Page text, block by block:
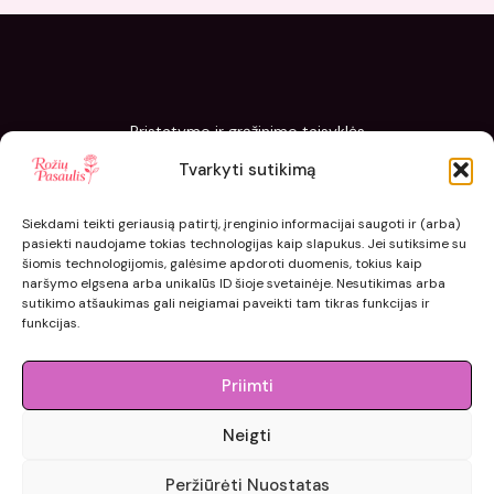
Tvarkyti sutikimą
Siekdami teikti geriausią patirtį, įrenginio informacijai saugoti ir (arba)
pasiekti naudojame tokias technologijas kaip slapukus. Jei sutiksime su
šiomis technologijomis, galėsime apdoroti duomenis, tokius kaip
naršymo elgsena arba unikalūs ID šioje svetainėje. Nesutikimas arba
sutikimo atšaukimas gali neigiamai paveikti tam tikras funkcijas ir
funkcijas.
Priimti
Neigti
Peržiūrėti Nuostatas
Pristatymo ir grąžinimo taisyklės
Slapukų politika
© 2015 - 2026 roziupasaulis.lt.